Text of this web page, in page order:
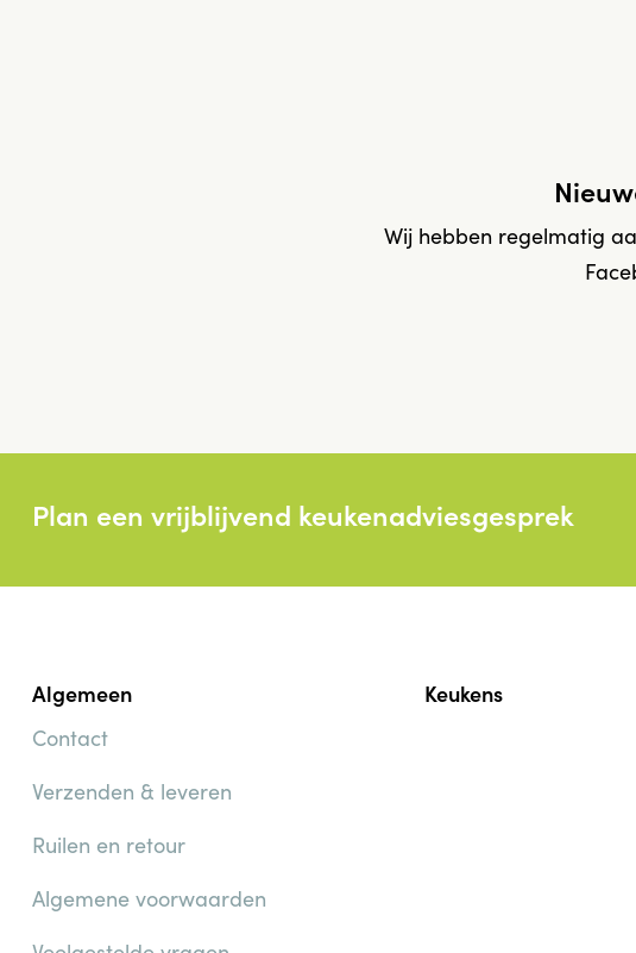
Wij hebben regelmatig
Plan een vrijblijvend keukenadviesgesprek
Algemeen
Contact
Verzenden & leveren
Ruilen en retour
Algemene voorwaarden
Keukens